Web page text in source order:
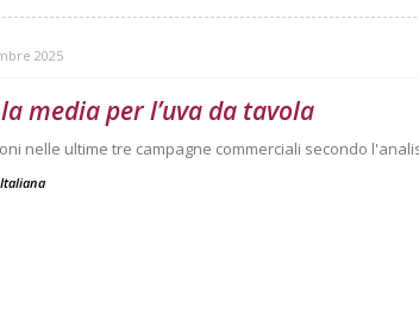
2025
media per l’uva da tavola
nelle ultime tre campagne commerciali secondo